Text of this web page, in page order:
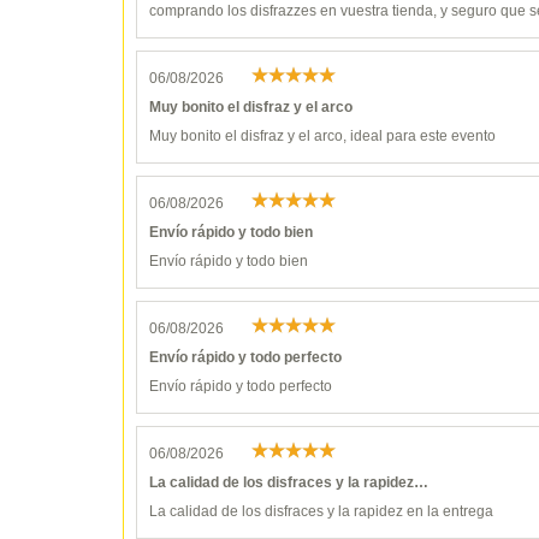
comprando los disfrazzes en vuestra tienda, y seguro que
06/08/2026
Muy bonito el disfraz y el arco
Muy bonito el disfraz y el arco, ideal para este evento
06/08/2026
Envío rápido y todo bien
Envío rápido y todo bien
06/08/2026
Envío rápido y todo perfecto
Envío rápido y todo perfecto
06/08/2026
La calidad de los disfraces y la rapidez…
La calidad de los disfraces y la rapidez en la entrega